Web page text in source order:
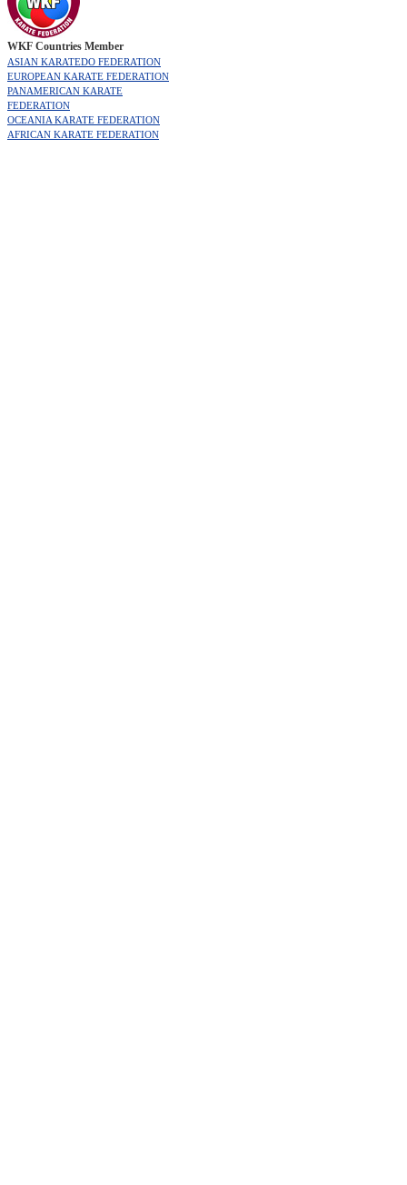
WKF Countries Member
ASIAN KARATEDO FEDERATION
EUROPEAN KARATE FEDERATION
PANAMERICAN KARATE
FEDERATION
OCEANIA KARATE FEDERATION
AFRICAN KARATE FEDERATION